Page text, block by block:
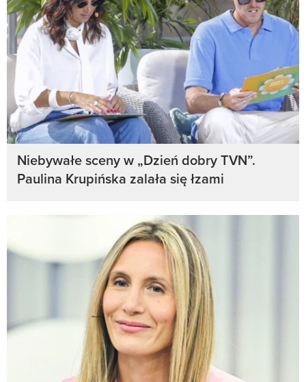
Niebywałe sceny w „Dzień dobry TVN”.
Paulina Krupińska zalała się łzami